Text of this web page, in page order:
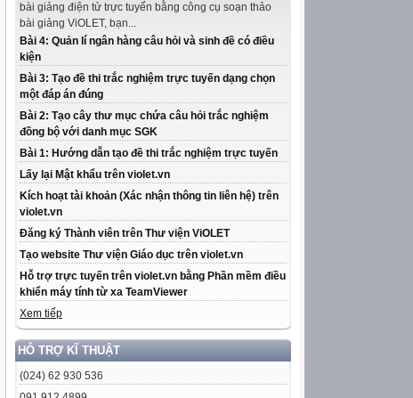
bài giảng điện tử trực tuyến bằng công cụ soạn thảo
bài giảng ViOLET, bạn...
Bài 4: Quản lí ngân hàng câu hỏi và sinh đề có điều
kiện
Bài 3: Tạo đề thi trắc nghiệm trực tuyến dạng chọn
một đáp án đúng
Bài 2: Tạo cây thư mục chứa câu hỏi trắc nghiệm
đồng bộ với danh mục SGK
Bài 1: Hướng dẫn tạo đề thi trắc nghiệm trực tuyến
Lấy lại Mật khẩu trên violet.vn
Kích hoạt tài khoản (Xác nhận thông tin liên hệ) trên
violet.vn
Đăng ký Thành viên trên Thư viện ViOLET
Tạo website Thư viện Giáo dục trên violet.vn
Hỗ trợ trực tuyến trên violet.vn bằng Phần mềm điều
khiển máy tính từ xa TeamViewer
Xem tiếp
HỖ TRỢ KĨ THUẬT
(024) 62 930 536